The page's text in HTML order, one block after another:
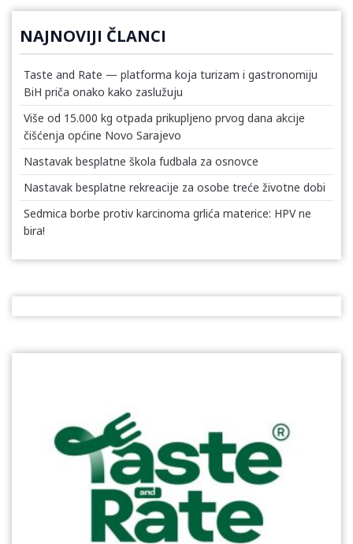
NAJNOVIJI ČLANCI
Taste and Rate — platforma koja turizam i gastronomiju
BiH priča onako kako zaslužuju
Više od 15.000 kg otpada prikupljeno prvog dana akcije
čišćenja općine Novo Sarajevo
Nastavak besplatne škola fudbala za osnovce
Nastavak besplatne rekreacije za osobe treće životne dobi
Sedmica borbe protiv karcinoma grlića materice: HPV ne
bira!